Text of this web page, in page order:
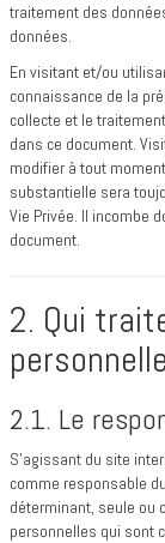
traitement des
données.
En visitant et/ou
connaissance de la
collecte et le
dans ce document.
modifier à tout
substantielle sera
Vie Privée. Il incombe
document.
2. Qui
2.1. Le
S’agissant du site
comme responsable
déterminant, seule ou
personnelles qui sont